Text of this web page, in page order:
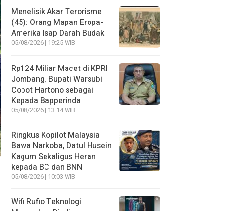
Menelisik Akar Terorisme
(45): Orang Mapan Eropa-
Amerika Isap Darah Budak
05/08/2026 | 19:25 WIB
Rp124 Miliar Macet di KPRI
Jombang, Bupati Warsubi
Copot Hartono sebagai
Kepada Bapperinda
05/08/2026 | 13:14 WIB
Ringkus Kopilot Malaysia
Bawa Narkoba, Datul Husein
Kagum Sekaligus Heran
kepada BC dan BNN
05/08/2026 | 10:03 WIB
Wifi Rufio Teknologi